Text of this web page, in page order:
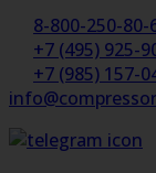
8-800-250-80-
+7 (495) 925-
+7 (985) 157-